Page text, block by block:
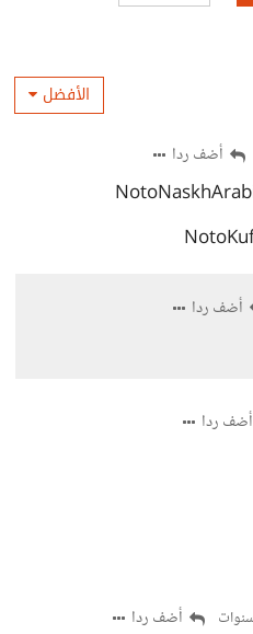
الأفضل
أضف ردا
أضف ردا
أضف ردا
أضف ردا